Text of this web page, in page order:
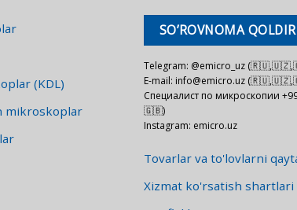
(KDL)
mikroskoplar
SO’ROVNOMA
Telegram: @emicro_uz
E-mail: info@emicro.uz
Специалист по микроскопии
🇬🇧)
Instagram: emicro.uz
Tovarlar va to'lovlarni
Xizmat ko'rsatish shartlari